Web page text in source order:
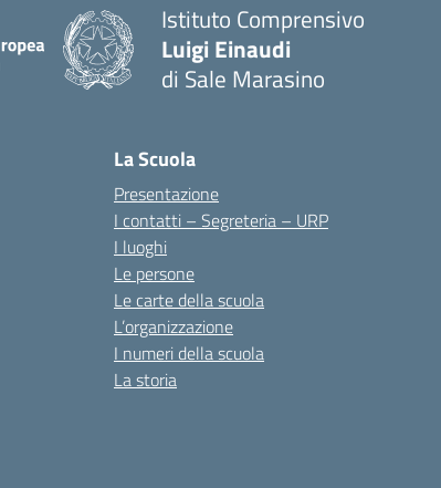
Istituto Comprensivo
Luigi Einaudi
di Sale Marasino
La Scuola
Presentazione
I contatti – Segreteria – URP
I luoghi
Le persone
Le carte della scuola
L’organizzazione
I numeri della scuola
La storia